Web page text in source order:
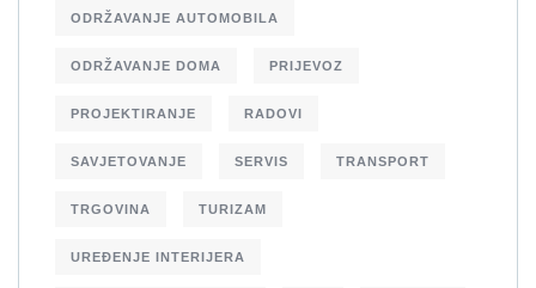
ODRŽAVANJE AUTOMOBILA
ODRŽAVANJE DOMA PRIJEVOZ
PROJEKTIRANJE RADOVI
SAVJETOVANJE SERVIS TRANSPORT
TRGOVINA TURIZAM
UREĐENJE INTERIJERA